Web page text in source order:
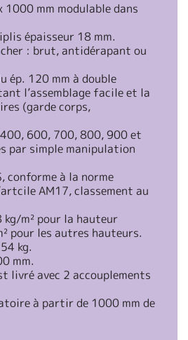
1000 mm modulable dans
épaisseur 18 mm.
: brut, antidérapant ou
ép. 120 mm à double
l’assemblage facile et la
(garde corps,
600, 700, 800, 900 et
par simple manipulation
conforme à la norme
AM17, classement au
kg/m² pour la hauteur
pour les autres hauteurs.
kg.
mm.
livré avec 2 accouplements
à partir de 1000 mm de